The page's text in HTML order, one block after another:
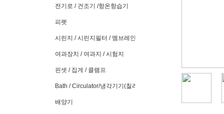
전기로 / 건조기 /항온항습기
피펫
시린지 / 시린지필터 / 멤브레인필터
여과장치 / 여과지 / 시험지
핀셋 / 집게 / 클램프
Bath / Circulator/냉각기기(칠러)
배양기